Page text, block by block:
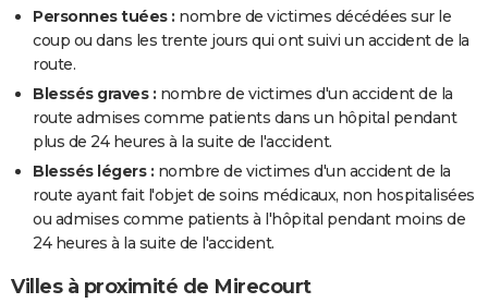
Personnes tuées : nombre de victimes décédées sur le
coup ou dans les trente jours qui ont suivi un accident de la
route.
Blessés graves : nombre de victimes d'un accident de la
route admises comme patients dans un hôpital pendant
plus de 24 heures à la suite de l'accident.
Blessés légers : nombre de victimes d'un accident de la
route ayant fait l'objet de soins médicaux, non hospitalisées
ou admises comme patients à l'hôpital pendant moins de
24 heures à la suite de l'accident.
Villes à proximité de Mirecourt